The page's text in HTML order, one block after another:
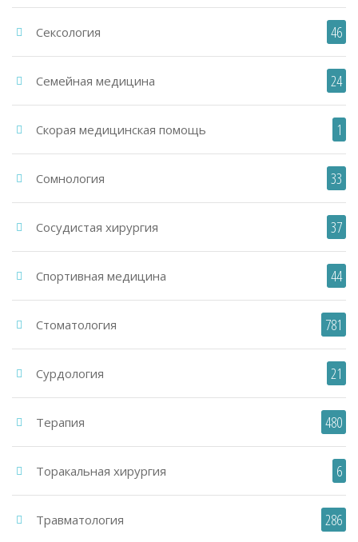
Сексология 46
Семейная медицина 24
Скорая медицинская помощь 1
Сомнология 33
Сосудистая хирургия 37
Спортивная медицина 44
Стоматология 781
Сурдология 21
Терапия 480
Торакальная хирургия 6
Травматология 286